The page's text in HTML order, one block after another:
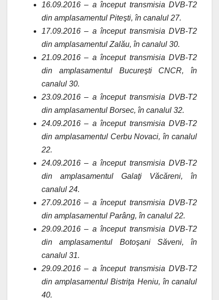
16.09.2016 – a început transmisia DVB-T2
din amplasamentul Piteşti, în canalul 27.
17.09.2016 – a început transmisia DVB-T2
din amplasamentul Zalău, în canalul 30.
21.09.2016 – a început transmisia DVB-T2
din amplasamentul Bucureşti CNCR, în
canalul 30.
23.09.2016 – a început transmisia DVB-T2
din amplasamentul Borsec, în canalul 32.
24.09.2016 – a început transmisia DVB-T2
din amplasamentul Cerbu Novaci, în canalul
22.
24.09.2016 – a început transmisia DVB-T2
din amplasamentul Galaţi Văcăreni, în
canalul 24.
27.09.2016 – a început transmisia DVB-T2
din amplasamentul Parâng, în canalul 22.
29.09.2016 – a început transmisia DVB-T2
din amplasamentul Botoşani Săveni, în
canalul 31.
29.09.2016 – a început transmisia DVB-T2
din amplasamentul Bistriţa Heniu, în canalul
40.